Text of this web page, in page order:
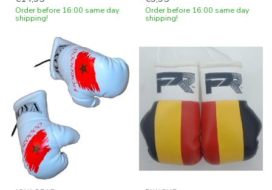
Order before 16:00 same day
shipping!
Order before 16:00 same day
shipping!